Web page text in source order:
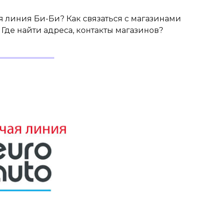
линия Би-Би? Как связаться с магазинами
найти адреса, контакты магазинов?